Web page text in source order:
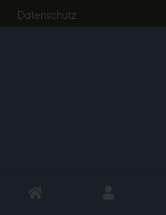
Datenschutz